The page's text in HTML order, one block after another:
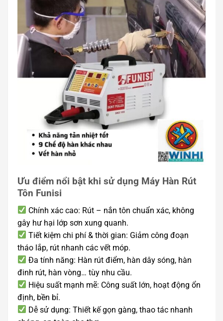
Ưu điểm nổi bật khi sử dụng Máy Hàn Rút
Tôn Funisi
Chính xác cao: Rút – nắn tôn chuẩn xác, không
gây hư hại lớp sơn xung quanh.
Tiết kiệm chi phí & thời gian: Giảm công đoạn
tháo lắp, rút nhanh các vết móp.
Đa tính năng: Hàn rút điểm, hàn dây sóng, hàn
đinh rút, hàn vòng… tùy nhu cầu.
Hiệu suất mạnh mẽ: Công suất lớn, hoạt động ổn
định, bền bỉ.
Dễ sử dụng: Thiết kế gọn gàng, thao tác nhanh